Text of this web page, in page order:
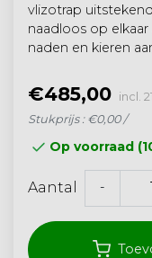
vlizotrap
naadloos op
naden en kieren
€485,00 incl.
Stukprijs : €0,00 /
Op voorraad
Aantal -